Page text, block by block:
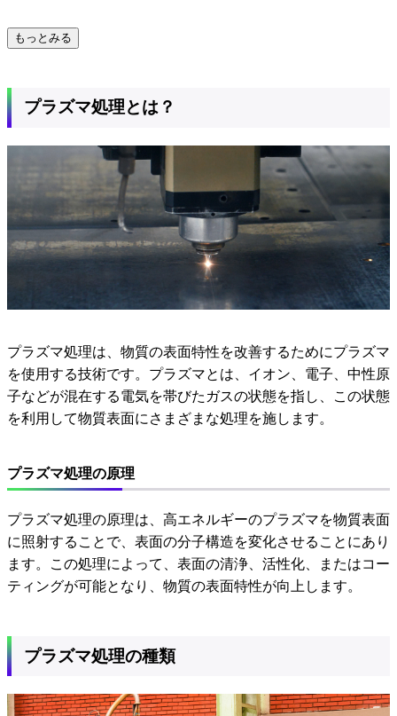
もっとみる
プラズマ処理とは？
プラズマ処理は、物質の表面特性を改善するためにプラズマ
を使用する技術です。プラズマとは、イオン、電子、中性原
子などが混在する電気を帯びたガスの状態を指し、この状態
を利用して物質表面にさまざまな処理を施します。
プラズマ処理の原理
プラズマ処理の原理は、高エネルギーのプラズマを物質表面
に照射することで、表面の分子構造を変化させることにあり
ます。この処理によって、表面の清浄、活性化、またはコー
ティングが可能となり、物質の表面特性が向上します。
プラズマ処理の種類